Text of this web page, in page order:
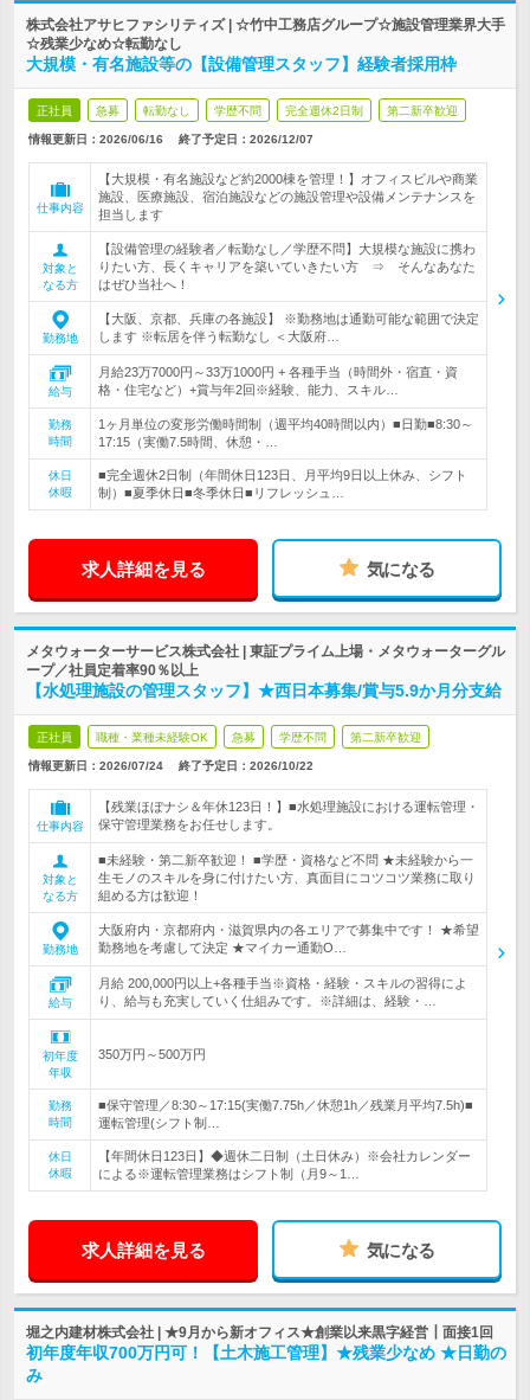
株式会社アサヒファシリティズ | ☆竹中工務店グループ☆施設管理業界大手
☆残業少なめ☆転勤なし
大規模・有名施設等の【設備管理スタッフ】経験者採用枠
正社員 急募 転勤なし 学歴不問 完全週休2日制 第二新卒歓迎
情報更新日：2026/06/16 終了予定日： 2026/12/07
仕事内容
【大規模・有名施設など約2000棟を管理！】オフィスビルや商業
施設、医療施設、宿泊施設などの施設管理や設備メンテナンスを
担当します
対象と
なる方
【設備管理の経験者／転勤なし／学歴不問】大規模な施設に携わ
りたい方、長くキャリアを築いていきたい方 ⇒ そんなあなた
はぜひ当社へ！
勤務地
【大阪、京都、兵庫の各施設】 ※勤務地は通勤可能な範囲で決定
します ※転居を伴う転勤なし ＜大阪府…
給与
月給23万7000円～33万1000円 + 各種手当（時間外・宿直・資
格・住宅など）+賞与年2回※経験、能力、スキル…
勤務
時間
1ヶ月単位の変形労働時間制（週平均40時間以内）■日勤■8:30～
17:15（実働7.5時間、休憩・…
休日
休暇
■完全週休2日制（年間休日123日、月平均9日以上休み、シフト
制）■夏季休日■冬季休日■リフレッシュ…
求人詳細を見る 気になる
メタウォーターサービス株式会社 | 東証プライム上場・メタウォーターグル
ープ／社員定着率90％以上
【水処理施設の管理スタッフ】★西日本募集/賞与5.9か月分支給
正社員 職種・業種未経験OK 急募 学歴不問 第二新卒歓迎
情報更新日：2026/07/24 終了予定日： 2026/10/22
仕事内容
【残業ほぼナシ＆年休123日！】■水処理施設における運転管理・
保守管理業務をお任せします。
対象と
なる方
■未経験・第二新卒歓迎！ ■学歴・資格など不問 ★未経験から一
生モノのスキルを身に付けたい方、真面目にコツコツ業務に取り
組める方は歓迎！
勤務地
大阪府内・京都府内・滋賀県内の各エリアで募集中です！ ★希望
勤務地を考慮して決定 ★マイカー通勤O…
給与
月給 200,000円以上+各種手当※資格・経験・スキルの習得によ
り、給与も充実していく仕組みです。※詳細は、経験・…
初年度
年収
350万円～500万円
勤務
時間
■保守管理／8:30～17:15(実働7.75h／休憩1h／残業月平均7.5h)■
運転管理(シフト制…
休日
休暇
【年間休日123日】◆週休二日制（土日休み）※会社カレンダー
による※運転管理業務はシフト制（月9～1…
求人詳細を見る 気になる
堀之内建材株式会社 | ★9月から新オフィス★創業以来黒字経営┃面接1回
初年度年収700万円可！【土木施工管理】★残業少なめ ★日勤の
み